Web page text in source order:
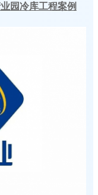
园冷库工程案例